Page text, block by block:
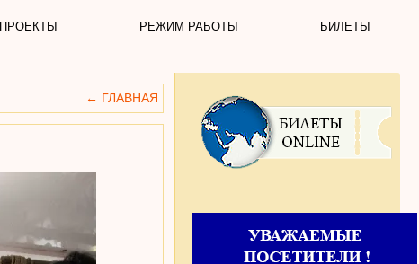
ПРОЕКТЫ РЕЖИМ РАБОТЫ БИЛЕТЫ
← ГЛАВНАЯ